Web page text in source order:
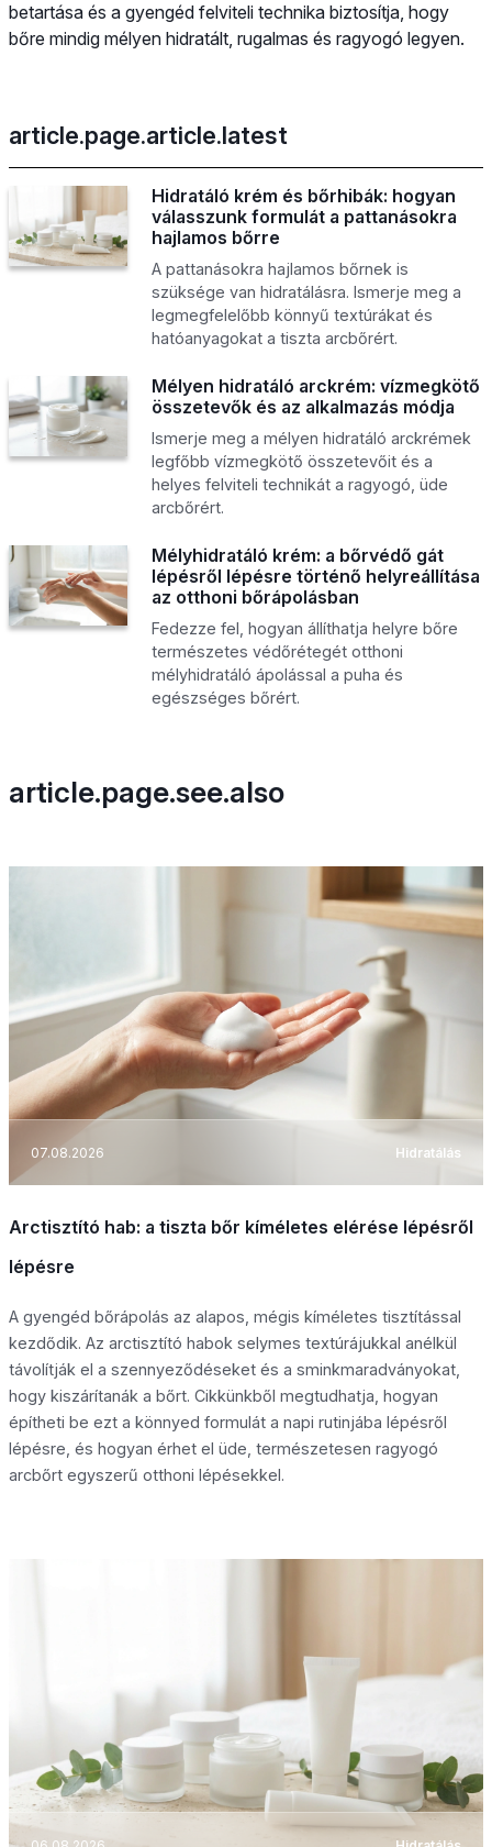
betartása és a gyengéd felviteli technika biztosítja, hogy
bőre mindig mélyen hidratált, rugalmas és ragyogó legyen.
article.page.article.latest
Hidratáló krém és bőrhibák: hogyan
válasszunk formulát a pattanásokra
hajlamos bőrre
A pattanásokra hajlamos bőrnek is
szüksége van hidratálásra. Ismerje meg a
legmegfelelőbb könnyű textúrákat és
hatóanyagokat a tiszta arcbőrért.
Mélyen hidratáló arckrém: vízmegkötő
összetevők és az alkalmazás módja
Ismerje meg a mélyen hidratáló arckrémek
legfőbb vízmegkötő összetevőit és a
helyes felviteli technikát a ragyogó, üde
arcbőrért.
Mélyhidratáló krém: a bőrvédő gát
lépésről lépésre történő helyreállítása
az otthoni bőrápolásban
Fedezze fel, hogyan állíthatja helyre bőre
természetes védőrétegét otthoni
mélyhidratáló ápolással a puha és
egészséges bőrért.
article.page.see.also
07.08.2026 Hidratálás
Arctisztító hab: a tiszta bőr kíméletes elérése lépésről
lépésre
A gyengéd bőrápolás az alapos, mégis kíméletes tisztítással
kezdődik. Az arctisztító habok selymes textúrájukkal anélkül
távolítják el a szennyeződéseket és a sminkmaradványokat,
hogy kiszárítanák a bőrt. Cikkünkből megtudhatja, hogyan
építheti be ezt a könnyed formulát a napi rutinjába lépésről
lépésre, és hogyan érhet el üde, természetesen ragyogó
arcbőrt egyszerű otthoni lépésekkel.